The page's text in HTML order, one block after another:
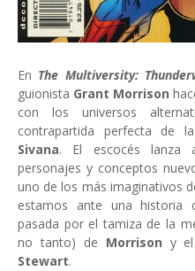
En The Multiversity:
guionista Grant Morrison
con los universos
contrapartida perfecta de la
Sivana. El escocés lanza
personajes y conceptos
uno de los más imaginativos
estamos ante una historia
pasada por el tamiza de la
no tanto) de Morrison y
Stewart.